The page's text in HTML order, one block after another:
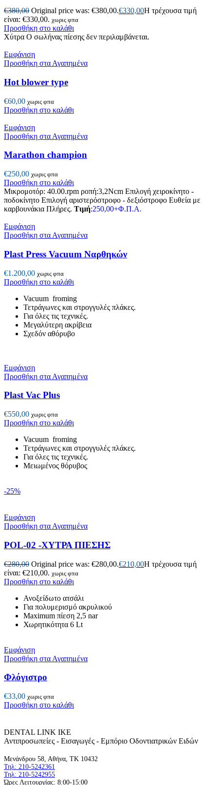
€380,00 Original price was: €380,00.€330,00Η τρέχουσα τιμή
είναι: €330,00. χωρις φπα
Προσθήκη στο καλάθι
Χύτρα Ο σωλήνας πίεσης δεν περιλαμβάνεται.
Εμφάνιση
Προσθήκη στα Αγαπημένα
Hot blower type
€60,00 χωρις φπα
Προσθήκη στο καλάθι
Εμφάνιση
Προσθήκη στα Αγαπημένα
Marathon champion
€250,00 χωρις φπα
Προσθήκη στο καλάθι
Μικρομοτόρ: 40.00.rpm ροπή:3,2Ncm Επιλογή χειροκίνητο -
ποδοκίνητο Επιλογή αριστερόστροφο - δεξιόστροφο Ευθεία με
καρβουνάκια Πλήρες. Τιμή:250,00+Φ.Π.Α.
Εμφάνιση
Προσθήκη στα Αγαπημένα
Plast Press Vacuum Ναρθηκών
€1.200,00 χωρις φπα
Προσθήκη στο καλάθι
Vacuum froming
Τετράγωνες και στρογγυλές πλάκες.
Για όλες τις τεχνικές.
Μεγαλύτερη ακρίβεια
Σχεδόν αθόρυβο
Εμφάνιση
Προσθήκη στα Αγαπημένα
Plast Vac Plus
€550,00 χωρις φπα
Προσθήκη στο καλάθι
Vacuum froming
Τετράγωνες και στρογγυλές πλάκες.
Για όλες τις τεχνικές.
Μειωμένος θόρυβος
-25%
Εμφάνιση
Προσθήκη στα Αγαπημένα
POL-02 -ΧΥΤΡΑ ΠΙΕΣΗΣ
€280,00 Original price was: €280,00.€210,00Η τρέχουσα τιμή
είναι: €210,00. χωρις φπα
Προσθήκη στο καλάθι
Ανοξείδωτο ατσάλι
Για πολυμερισμό ακρυλικού
Maximum πίεση 2,5 nar
Χωρητικότητα 6 Lt
Εμφάνιση
Προσθήκη στα Αγαπημένα
Φλόγιστρο
€33,00 χωρις φπα
Προσθήκη στο καλάθι
DENTAL LINK ΙΚΕ
Αντιπροσωπείες - Εισαγωγές - Εμπόριο Οδοντιατρικών Ειδών
Μενάνδρου 58, Αθήνα, ΤΚ 10432
Τηλ: 210-5242361
Τηλ: 210-5242955
Ώρες Λειτουργίας: 8:00-15:00